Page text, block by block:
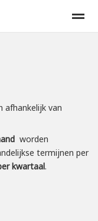
afhankelijk van
worden
termijnen per
kwartaal.